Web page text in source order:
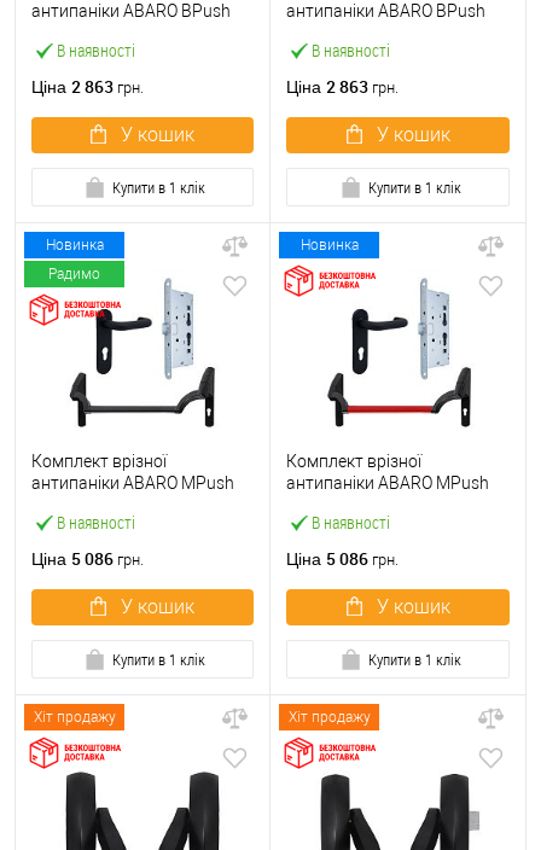
В наявності
антипаніки ABARO BPush
чорний із замком та ручкою
Ціна 2 863 грн.
У кошик
Купити в 1 клік
В наявності
антипаніки ABARO BPush
червоний із замком та
Ціна 2 863 грн.
У кошик
Купити в 1 клік
Новинка
Радимо
В наявності
Комплект врізної
антипаніки ABARO МPush
чорний із замком та ручкою
Ціна 5 086 грн.
У кошик
Купити в 1 клік
Новинка
В наявності
Комплект врізної
антипаніки ABARO МPush
червоний із замком та
Ціна 5 086 грн.
У кошик
Купити в 1 клік
Хіт продажу Хіт продажу